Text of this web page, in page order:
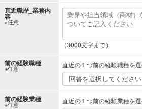
直近職歴_業務内
容
※任意
（3000文字まで）
前の経験職種
※任意 直近の１つ前の経験職種を
前の経験業種
※任意 直近の１つ前の経験業種を